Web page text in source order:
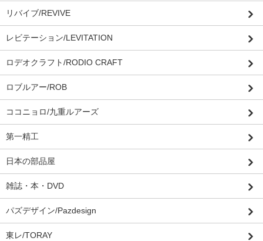
リバイブ/REVIVE
レビテーション/LEVITATION
ロデオクラフト/RODIO CRAFT
ロブルアー/ROB
ココニョロ/九重ルアーズ
第一精工
日本の部品屋
雑誌・本・DVD
パズデザイン/Pazdesign
東レ/TORAY